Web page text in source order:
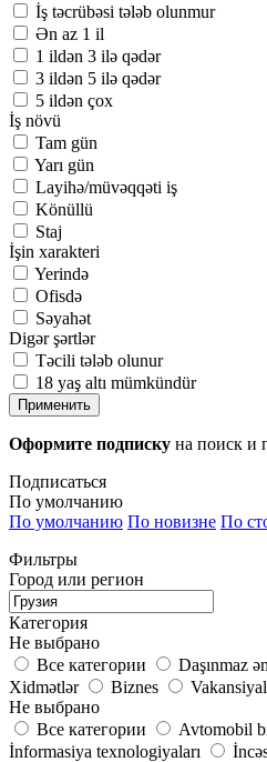
İş təcrübəsi tələb olunmur
Ən az 1 il
1 ildən 3 ilə qədər
3 ildən 5 ilə qədər
5 ildən çox
İş növü
Tam gün
Yarı gün
Layihə/müvəqqəti iş
Könüllü
Staj
İşin xarakteri
Yerində
Ofisdə
Səyahət
Digər şərtlər
Təcili tələb olunur
18 yaş altı mümkündür
Применить
Оформите подписку на поиск и
Подписаться
По умолчанию
По умолчанию По новизне По
Фильтры
Город или регион
Категория
Не выбрано
Все категории
Daşınmaz
Xidmətlər
Biznes
Не выбрано
Все категории
Avtomobil
İnformasiya texnologiyaları